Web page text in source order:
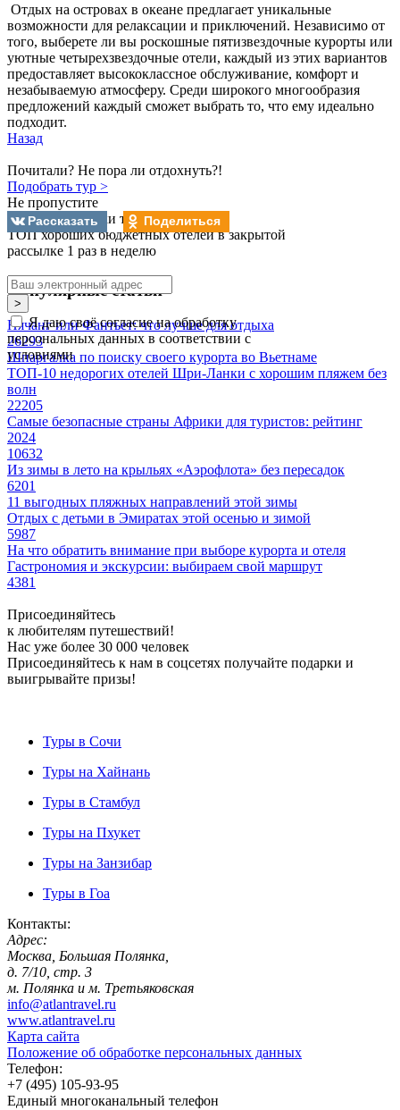
Отдых на островах в океане предлагает уникальные
возможности для релаксации и приключений. Независимо от
того, выберете ли вы роскошные пятизвездочные курорты или
уютные четырехзвездочные отели, каждый из этих вариантов
предоставляет высококлассное обслуживание, комфорт и
незабываемую атмосферу. Среди широкого многообразия
предложений каждый сможет выбрать то, что ему идеально
подходит.
Назад
Почитали? Не пора ли отдохнуть?!
Подобрать тур >
Не пропустите
лучшие подборки туров!
ТОП хороших бюджетных отелей в закрытой
рассылке 1 раз в неделю
Я даю своё согласие на обработку
персональных данных в соответствии с
условиями
Рассказать Поделиться
Популярные статьи
Нячанг или Фантьет: что лучше для отдыха
26293
Шпаргалка по поиску своего курорта во Вьетнаме
ТОП-10 недорогих отелей Шри-Ланки с хорошим пляжем без
волн
22205
Самые безопасные страны Африки для туристов: рейтинг
2024
10632
Из зимы в лето на крыльях «Аэрофлота» без пересадок
6201
11 выгодных пляжных направлений этой зимы
Отдых с детьми в Эмиратах этой осенью и зимой
5987
На что обратить внимание при выборе курорта и отеля
Гастрономия и экскурсии: выбираем свой маршрут
4381
Присоединяйтесь
к любителям путешествий!
Нас уже более 30 000 человек
Присоединяйтесь к нам в соцсетях получайте подарки и
выигрывайте призы!
Туры в Сочи
Туры на Хайнань
Туры в Стамбул
Туры на Пхукет
Туры на Занзибар
Туры в Гоа
Контакты:
Адрес:
Москва, Большая Полянка,
д. 7/10, стр. 3
м. Полянка и м. Третьяковская
info@atlantravel.ru
www.atlantravel.ru
Карта сайта
Положение об обработке персональных данных
Телефон:
+7 (495) 105-93-95
Единый многоканальный телефон